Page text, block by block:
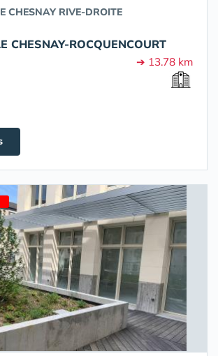
CHESNAY RIVE-DROITE
CHESNAY-ROCQUENCOURT
➔ 13.78 km